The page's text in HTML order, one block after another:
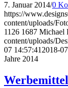
7. Januar 2014/0
https://
content/uploads/
1126 1687 Michael
content/uploads/
07 14:57:41 2018-
Jahre 2014